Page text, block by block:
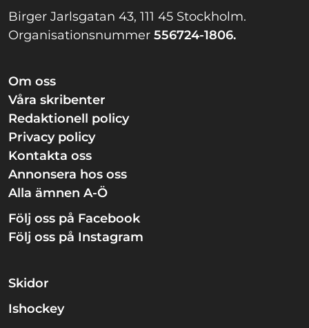
Birger Jarlsgatan 43, 111 45 Stockholm.
Organisationsnummer 556724-1806.
Om oss
Våra skribenter
Redaktionell policy
Privacy policy
Kontakta oss
Annonsera hos oss
Alla ämnen A-Ö
Följ oss på Facebook
Följ oss på Instagram
Skidor
Ishockey